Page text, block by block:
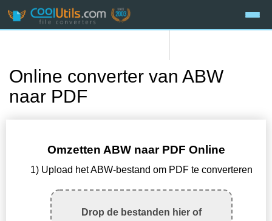
Online converter van ABW
naar PDF
Omzetten ABW naar PDF Online
1) Upload het ABW-bestand om PDF te converteren
Drop de bestanden hier of